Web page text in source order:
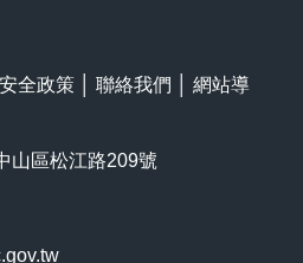
全政策 聯絡我們
網站導
山區松江路209號